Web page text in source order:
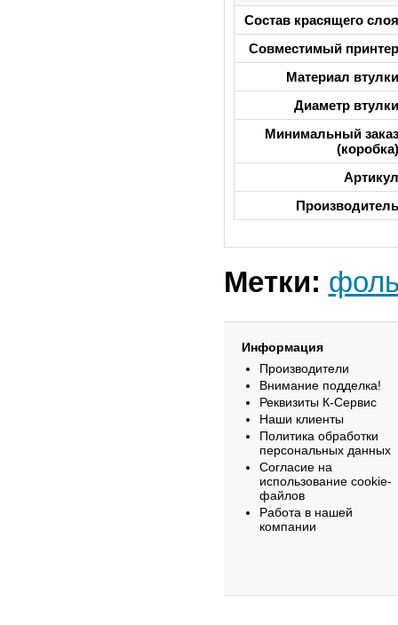
Состав красящего слоя
Совместимый принтер
Материал втулки
Диаметр втулки
Минимальный заказ
(коробка)
Артикул
Производитель
Метки:
Информация
Производители
Внимание подделка!
Реквизиты К-Сервис
Наши клиенты
Политика обработки
персональных данных
Согласие на
использование cookie-
файлов
Работа в нашей
компании